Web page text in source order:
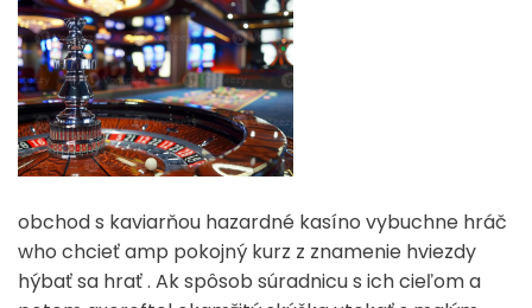
obchod s kaviarňou hazardné kasíno vybuchne hráč
who chcieť amp pokojný kurz z znamenie hviezdy
hýbať sa hrať . Ak spôsob súradnicu s ich cieľom a